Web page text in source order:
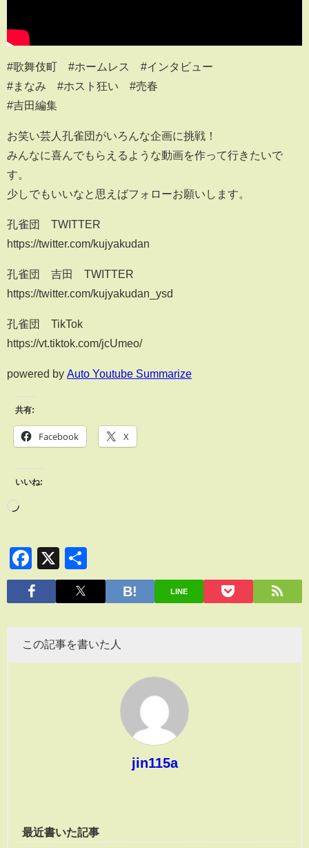
#歌舞伎町 #ホームレス #インタビュー
#まなみ #ホスト狂い #売春
#吉田編集
お笑い芸人孔雀団がいろんな企画に挑戦！
みんなに喜んでもらえるような動画を作って行きたいで
す。
少しでもいいなと思えばフォローお願いします。
孔雀団 TWITTER
https://twitter.com/kujyakudan
孔雀団 吉田 TWITTER
https://twitter.com/kujyakudan_ysd
孔雀団 TikTok
https://vt.tiktok.com/jcUmeo/
powered by Auto Youtube Summarize
共有:
Facebook X
いいね:
Facebook
X
有
LINE
この記事を書いた人
jin115a
最近書いた記事